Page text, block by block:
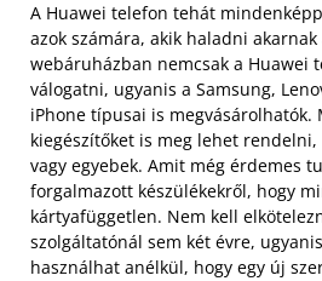
A Huawei telefon tehát
azok számára, akik haladni
webáruházban nemcsak a Huawei
válogatni, ugyanis a Samsung,
iPhone típusai is megvásárolhatók.
kiegészítőket is meg lehet
vagy egyebek. Amit még érdemes
forgalmazott készülékekről, hogy
kártyafüggetlen. Nem kell
szolgáltatónál sem két évre,
használhat anélkül, hogy egy új